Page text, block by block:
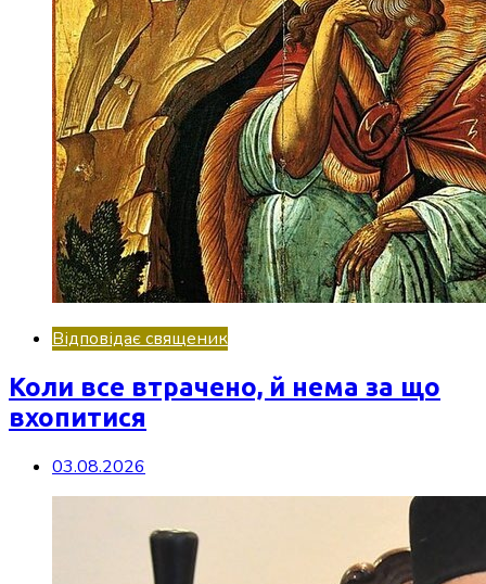
Відповідає священик
Коли все втрачено, й нема за що
вхопитися
03.08.2026